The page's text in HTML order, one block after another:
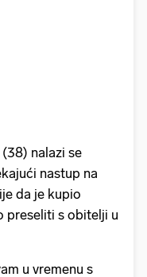
(38) nalazi se
nastup na
da je kupio
preseliti s obitelji u
u vremenu s